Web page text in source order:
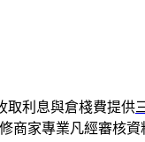
取利息與倉棧費提供
商家專業凡經審核